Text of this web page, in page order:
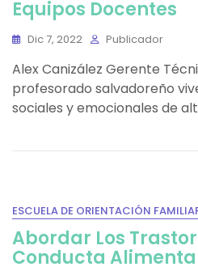
Equipos Docentes
Dic 7, 2022 Publicador
Alex Canizález Gerente
profesorado salvadoreño
sociales y emocionales de
ESCUELA DE ORIENTACIÓN
Abordar Los
Conducta